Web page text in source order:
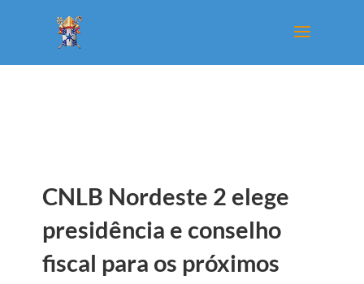
CNLB Nordeste 2 elege
presidência e conselho
fiscal para os próximos